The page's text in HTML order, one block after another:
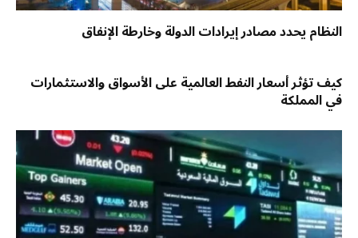
النظام يحدد مصادر إيرادات الدولة وخارطة الإنفاق
كيف تؤثر أسعار النفط العالمية على الأسواق والاستثمارات
في المملكة